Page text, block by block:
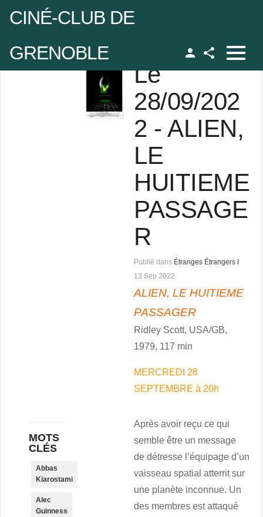
CINÉ-CLUB DE
GRENOBLE
Le
28/09/202
2 - ALIEN,
LE
HUITIEME
PASSAGE
R
Publié dans Étranges Étrangers I
13 Sep 2022
ALIEN, LE HUITIEME
PASSAGER
Ridley Scott, USA/GB,
1979, 117 min
MERCREDI 28
SEPTEMBRE à 20h
Après avoir reçu ce qui
semble être un message
de détresse l’équipage d’un
vaisseau spatial atterrit sur
une planète inconnue. Un
des membres est attaqué
MOTS
CLÉS
Abbas
Kiarostami
Alec
Guinness